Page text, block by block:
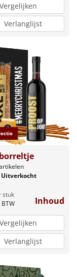
Vergelijken
Verlanglijst
Uitverkocht
stuk
BTW Inhoud
Vergelijken
Verlanglijst